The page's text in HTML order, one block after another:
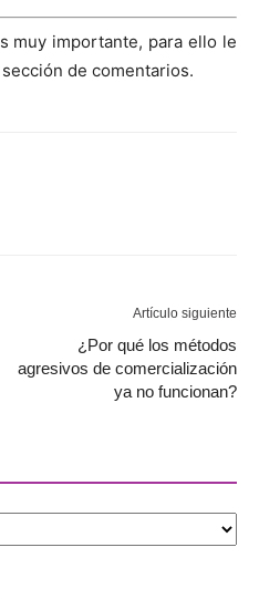
muy importante, para ello le
de comentarios.
Artículo siguiente
¿Por qué los métodos
agresivos de comercialización
ya no funcionan?